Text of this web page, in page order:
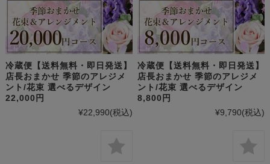
冷蔵便【送料無料・即日発送】
店長おまかせ 季節のアレジメ
ント/花束 選べるデザイン
22,000円
¥22,990(税込)
冷蔵便【送料無料・即日発送】
店長おまかせ 季節のアレジメ
ント/花束 選べるデザイン
8,800円
¥9,790(税込)